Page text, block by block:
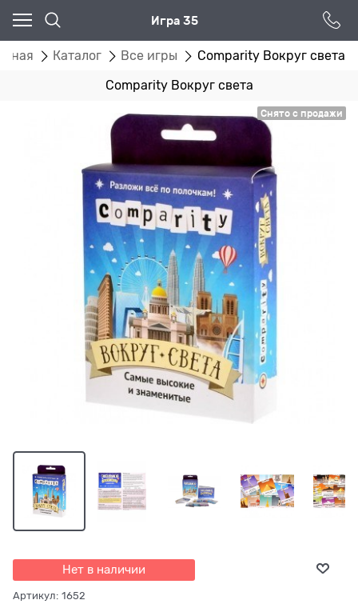
Игра 35
Каталог Все игры Comparity Вокруг света
Comparity Вокруг света
Снято с продажи
Нет в наличии
Артикул: 1652